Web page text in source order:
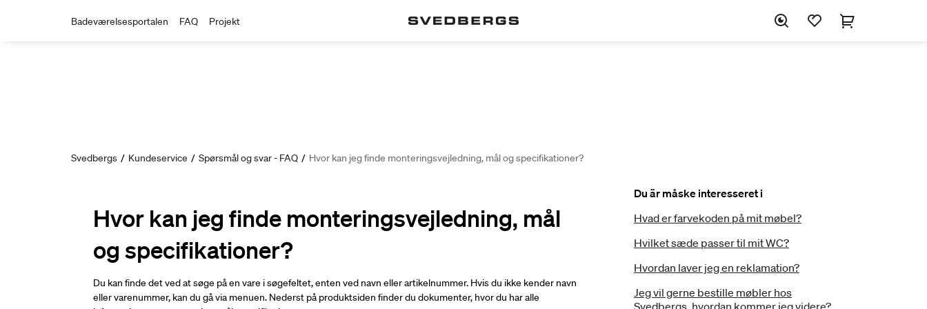
Badeværelsesportalen FAQ Projekt
Svedbergs / Kundeservice / Spørsmål og svar - FAQ / Hvor kan jeg finde monteringsvejledning, mål og specifikationer?
Hvor kan jeg finde monteringsvejledning, mål
og specifikationer?
Du kan finde det ved at søge på en vare i søgefeltet, enten ved navn eller artikelnummer. Hvis du ikke kender navn
eller varenummer, kan du gå via menuen. Nederst på produktsiden finder du dokumenter, hvor du har alle
Du är måske interesseret i
Hvad er farvekoden på mit møbel?
Hvilket sæde passer til mit WC?
Hvordan laver jeg en reklamation?
Jeg vil gerne bestille møbler hos
Svedbergs, hvordan kommer jeg videre?